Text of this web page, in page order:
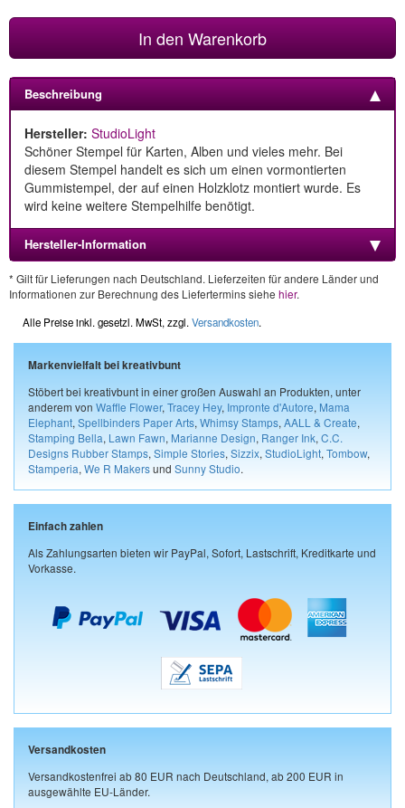
In den Warenkorb
Beschreibung
Hersteller: StudioLight
Schöner Stempel für Karten, Alben und vieles mehr. Bei
diesem Stempel handelt es sich um einen vormontierten
Gummistempel, der auf einen Holzklotz montiert wurde. Es
wird keine weitere Stempelhilfe benötigt.
Hersteller-Information
* Gilt für Lieferungen nach Deutschland. Lieferzeiten für andere Länder und
Informationen zur Berechnung des Liefertermins siehe hier.
Alle Preise inkl. gesetzl. MwSt, zzgl. Versandkosten.
Markenvielfalt bei kreativbunt
Stöbert bei kreativbunt in einer großen Auswahl an Produkten, unter
anderem von Waffle Flower, Tracey Hey, Impronte d'Autore, Mama
Elephant, Spellbinders Paper Arts, Whimsy Stamps, AALL & Create,
Stamping Bella, Lawn Fawn, Marianne Design, Ranger Ink, C.C.
Designs Rubber Stamps, Simple Stories, Sizzix, StudioLight, Tombow,
Stamperia, We R Makersund Sunny Studio.
Einfach zahlen
Als Zahlungsarten bieten wir PayPal, Sofort, Lastschrift, Kreditkarte und
Vorkasse.
Versandkosten
Versandkostenfrei ab 80 EUR nach Deutschland, ab 200 EUR in
ausgewählte EU-Länder.